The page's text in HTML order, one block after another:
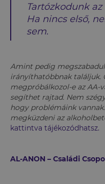
Tartózkodunk az
Ha nincs első,
sem.
Amint pedig
irányíthatóbbnak találjuk.
megpróbálkozol-e az AA-
segíthet rajtad. Nem
hogy problémáink
megküzdeni az
kattintva tájékozódhatsz.
AL-ANON – Családi